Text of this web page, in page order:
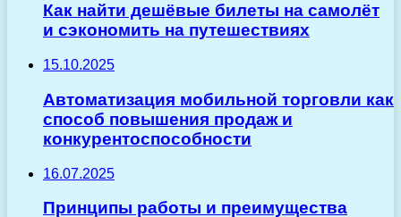
Как найти дешёвые билеты на самолёт
и сэкономить на путешествиях
15.10.2025
Автоматизация мобильной торговли как
способ повышения продаж и
конкурентоспособности
16.07.2025
Принципы работы и преимущества